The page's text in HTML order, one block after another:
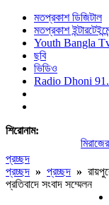
মতপ্রকাশ ডিজিটাল
মতপ্রকাশ
Youth Bangla
ছবি
ভিডিও
Radio Dhoni
শিরোনাম:
মিরাজের
প্রচ্ছদ
প্রচ্ছদ » প্রচ্ছদ »
প্রতিবাদে সংবাদ সম্মেলন